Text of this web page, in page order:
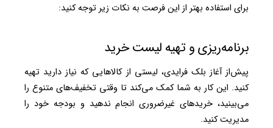
برای استفاده بهتر از این فرصت به نکات زیر توجه کنید:
برنامه‌ریزی و تهیه لیست خرید
پیش‌از آغاز بلک فرایدی، لیستی از کالاهایی که نیاز دارید تهیه
کنید. این کار به شما کمک می‌کند تا وقتی تخفیف‌های متنوع را
می‌بینید، خریدهای غیرضروری انجام ندهید و بودجه خود را
مدیریت کنید.